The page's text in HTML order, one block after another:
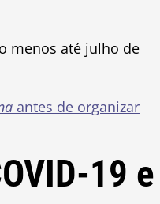
menos até julho de
antes de organizar
19 e